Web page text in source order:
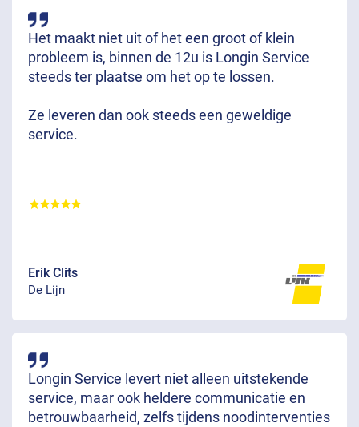
Het maakt niet uit of het een groot of klein
probleem is, binnen de 12u is Longin Service
steeds ter plaatse om het op te lossen.
Ze leveren dan ook steeds een geweldige
service.
Erik Clits
De Lijn
Longin Service levert niet alleen uitstekende
service, maar ook heldere communicatie en
betrouwbaarheid, zelfs tijdens noodinterventies